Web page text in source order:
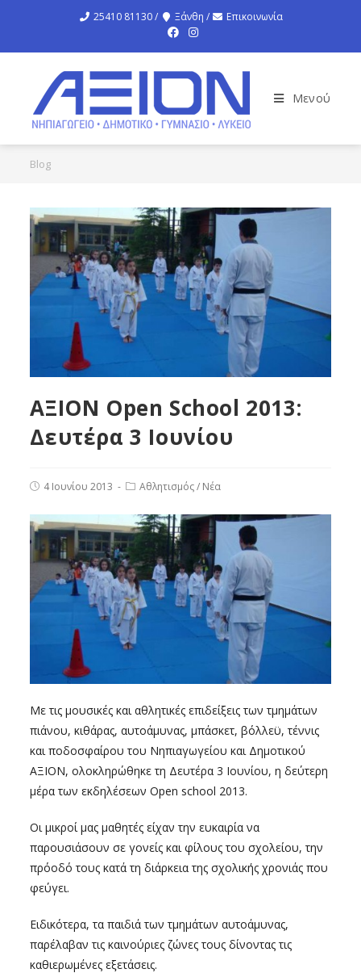
25410 81130 / Ξάνθη / Επικοινωνία
Μενού
Blog
ΑΞΙΟΝ Open School 2013:
Δευτέρα 3 Ιουνίου
4 Ιουνίου 2013 Αθλητισμός / Νέα
Με τις μουσικές και αθλητικές επιδείξεις των τμημάτων
πιάνου, κιθάρας, αυτοάμυνας, μπάσκετ, βόλλεϋ, τέννις
και ποδοσφαίρου του Νηπιαγωγείου και Δημοτικού
ΑΞΙΟΝ, ολοκληρώθηκε τη Δευτέρα 3 Ιουνίου, η δεύτερη
μέρα των εκδηλέσεων Open school 2013.
Οι μικροί μας μαθητές είχαν την ευκαιρία να
παρουσιάσουν σε γονείς και φίλους του σχολείου, την
πρόοδό τους κατά τη διάρκεια της σχολικής χρονιάς που
φεύγει.
Ειδικότερα, τα παιδιά των τμημάτων αυτοάμυνας,
παρέλαβαν τις καινούριες ζώνες τους δίνοντας τις
καθιερωμένες εξετάσεις.